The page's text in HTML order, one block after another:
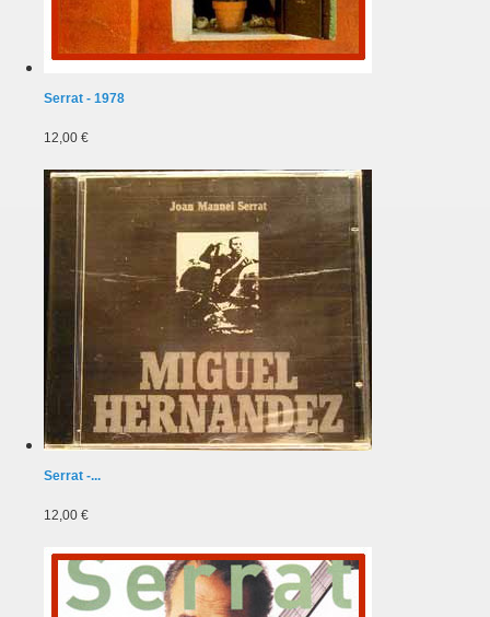
Serrat - 1978
12,00 €
Serrat -...
12,00 €